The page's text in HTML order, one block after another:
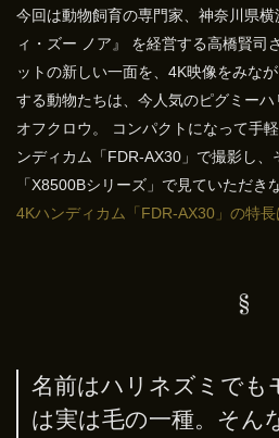
今回は動物飼育の専門家、神奈川県
ィ・ズー ノア』 を経営する高橋賢司
ットの新しい一面を、4K映像をみな
する動物たちは、今人気のピグミー
オフクロウ。 コンパクトになって手
ンディカム「FDR-AX30」で撮影し、
「X8500Bシリーズ」で見ていただき
4Kハンディカム「FDR-AX30」の特長
名前はハリネズミでも
は実は毛の一種。そん